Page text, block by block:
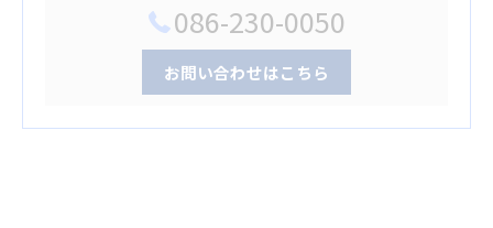
086-230-0050
お問い合わせはこちら